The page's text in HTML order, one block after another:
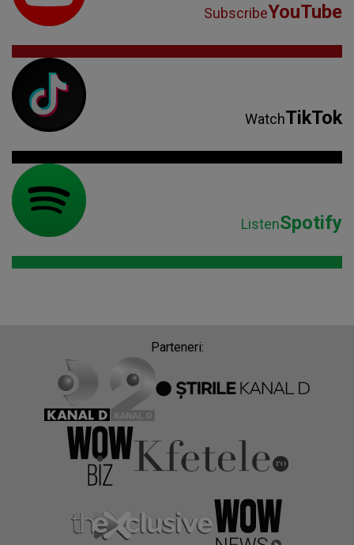
SubscribeYouTube
WatchTikTok
ListenSpotify
Parteneri: